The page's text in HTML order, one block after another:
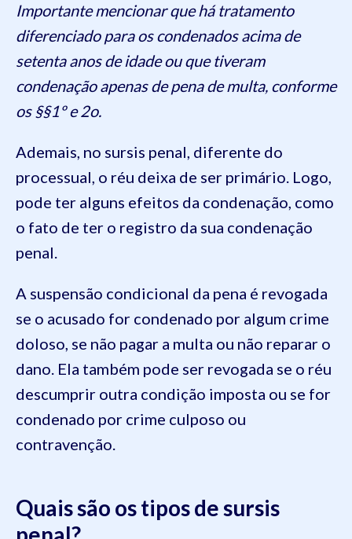
Importante mencionar que há tratamento
diferenciado para os condenados acima de
setenta anos de idade ou que tiveram
condenação apenas de pena de multa, conforme
os §§1º e 2o.
Ademais, no sursis penal, diferente do
processual, o réu deixa de ser primário. Logo,
pode ter alguns efeitos da condenação, como
o fato de ter o registro da sua condenação
penal.
A suspensão condicional da pena é revogada
se o acusado for condenado por algum crime
doloso, se não pagar a multa ou não reparar o
dano. Ela também pode ser revogada se o réu
descumprir outra condição imposta ou se for
condenado por crime culposo ou
contravenção.
Quais são os tipos de sursis